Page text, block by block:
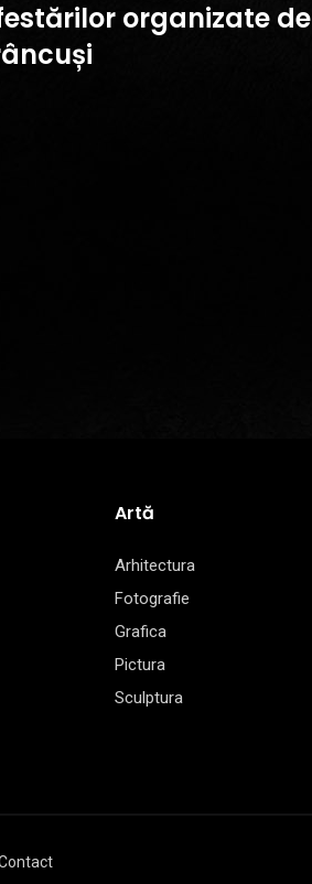
organizate de
Artă
Arhitectura
Fotografie
Grafica
Pictura
Sculptura